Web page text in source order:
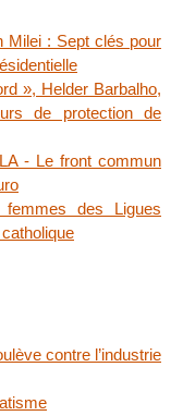
Milei : Sept clés pour
», Helder Barbalho,
de protection de
- Le front commun
des Ligues
contre l’industrie